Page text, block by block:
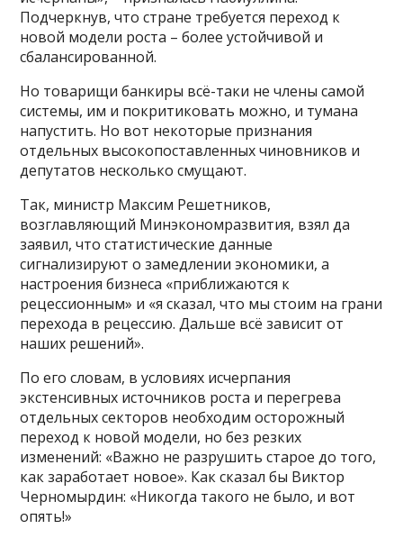
Подчеркнув, что стране требуется переход к
новой модели роста – более устойчивой и
сбалансированной.
Но товарищи банкиры всё-таки не члены самой
системы, им и покритиковать можно, и тумана
напустить. Но вот некоторые признания
отдельных высокопоставленных чиновников и
депутатов несколько смущают.
Так, министр Максим Решетников,
возглавляющий Минэкономразвития, взял да
заявил, что статистические данные
сигнализируют о замедлении экономики, а
настроения бизнеса «приближаются к
рецессионным» и «я сказал, что мы стоим на грани
перехода в рецессию. Дальше всё зависит от
наших решений».
По его словам, в условиях исчерпания
экстенсивных источников роста и перегрева
отдельных секторов необходим осторожный
переход к новой модели, но без резких
изменений: «Важно не разрушить старое до того,
как заработает новое». Как сказал бы Виктор
Черномырдин: «Никогда такого не было, и вот
опять!»